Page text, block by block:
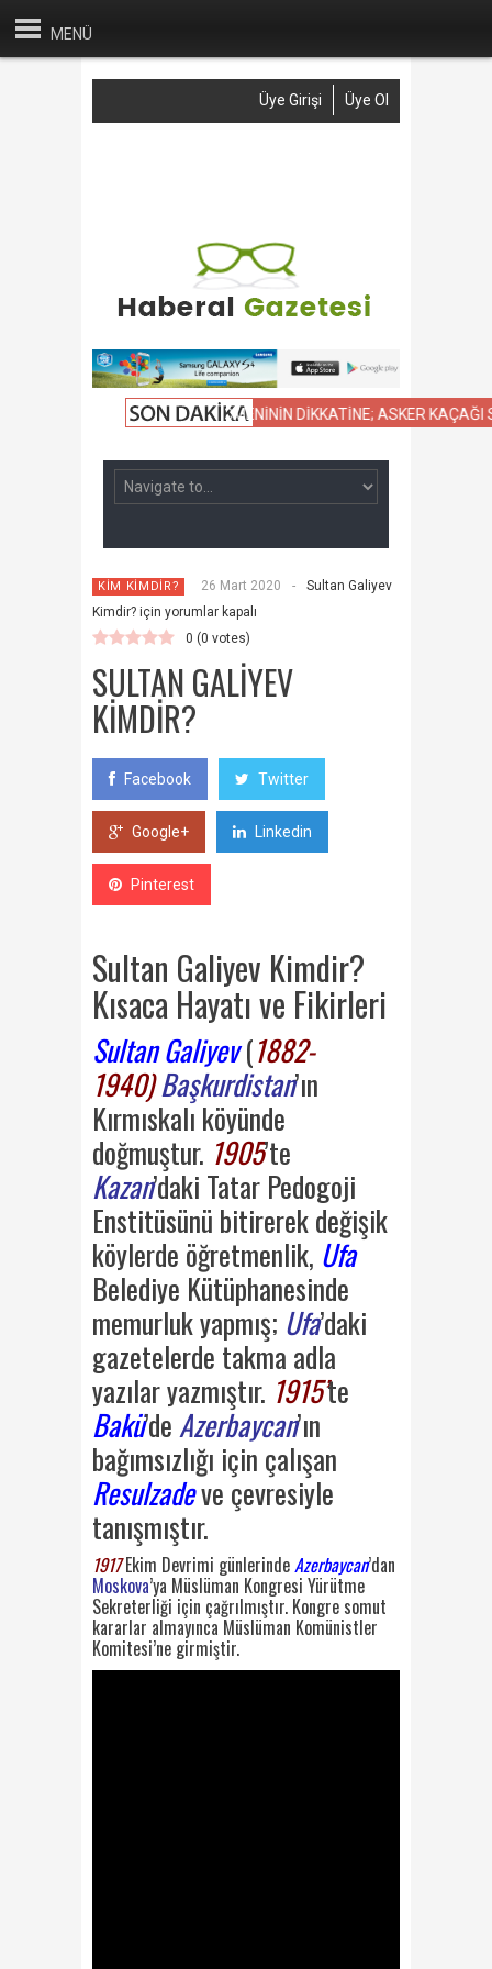
MENÜ
Üye Girişi Üye Ol
NAMUSLU AKP SEÇMENİNİN DİKKATİNE; ASKER KAÇAĞI
KİM KİMDİR? 26 Mart 2020 -
Sultan Galiyev
Kimdir? için yorumlar kapalı
0 (0 votes)
SULTAN GALIYEV
KIMDIR?
Facebook Twitter
Google+ Linkedin
Pinterest
Sultan Galiyev Kimdir?
Kısaca Hayatı ve Fikirleri
Sultan Galiyev(1882-
1940) Başkurdistan’ın
Kırmıskalı köyünde
doğmuştur. 1905’te
Kazan’daki Tatar Pedogoji
Enstitüsünü bitirerek değişik
köylerde öğretmenlik, Ufa
Belediye Kütüphanesinde
memurluk yapmış; Ufa’daki
gazetelerde takma adla
yazılar yazmıştır. 1915’te
Bakü’de Azerbaycan’ın
bağımsızlığı için çalışan
Resulzadeve çevresiyle
tanışmıştır.
1917Ekim Devrimi günlerinde Azerbaycan’dan
Moskova’ya Müslüman Kongresi Yürütme
Sekreterliği için çağrılmıştır. Kongre somut
kararlar almayınca Müslüman Komünistler
Komitesi’ne girmiştir.